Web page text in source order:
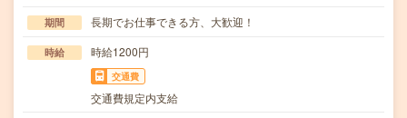
期間 長期でお仕事できる方、大歓迎！
時給 時給1200円
交通費
交通費規定内支給